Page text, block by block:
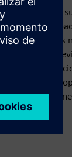
Manukai
las piezas
vistas
la mejor